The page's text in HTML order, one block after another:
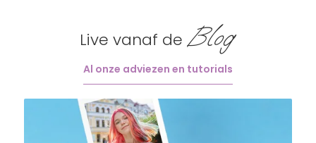
Live vanaf de Blog
Al onze adviezen en tutorials